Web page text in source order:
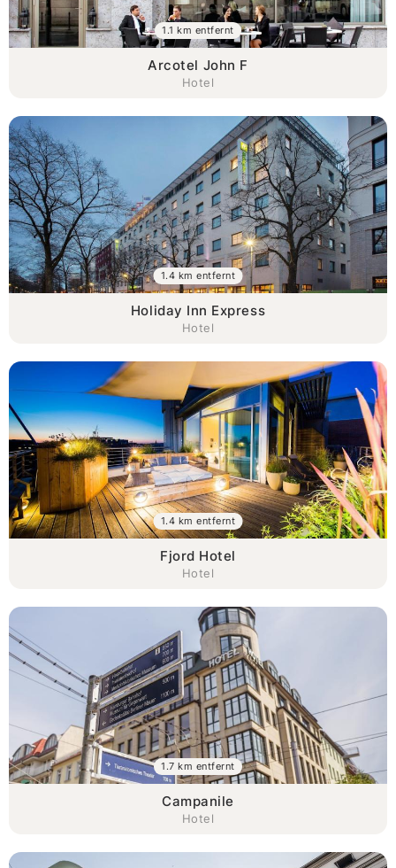
Arcotel John F
Hotel
1.1 km entfernt
Holiday Inn Express
Hotel
1.4 km entfernt
Fjord Hotel
Hotel
1.4 km entfernt
Campanile
Hotel
1.7 km entfernt